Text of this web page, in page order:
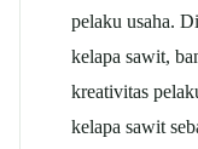
pelaku usaha.
kelapa sawit,
kreativitas
kelapa sawit